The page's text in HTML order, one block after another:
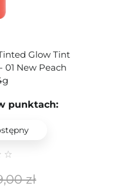
Glow Tint
01 New Peach
punktach:
zł